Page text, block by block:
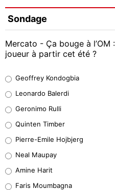
Sondage
Mercato - Ça bouge à
joueur à partir cet été ?
38%
32%
5%
1%
Geoffrey Kondogbia
Leonardo Balerdi
Geronimo Rulli
Quinten Timber
Pierre-Emile Hojbjerg
Neal Maupay
Amine Harit
Faris Moumbagna